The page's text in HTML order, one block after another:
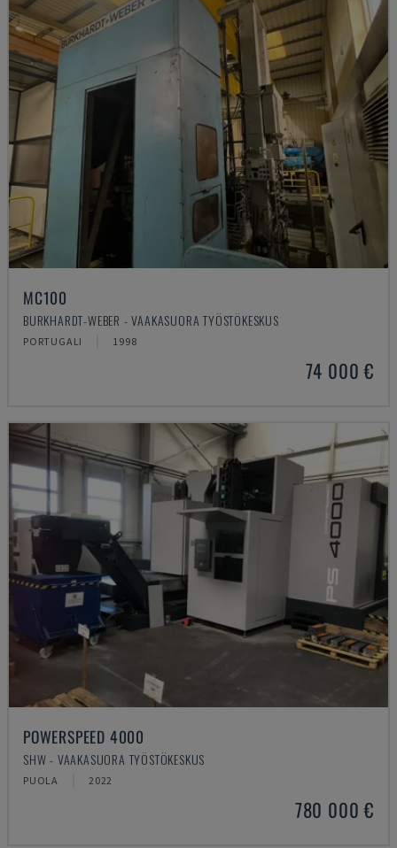
MC100
BURKHARDT-WEBER - VAAKASUORA TYÖSTÖKESKUS
PORTUGALI 1998
74 000 €
POWERSPEED 4000
SHW - VAAKASUORA TYÖSTÖKESKUS
PUOLA 2022
780 000 €